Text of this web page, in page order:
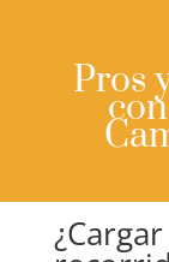
Pros